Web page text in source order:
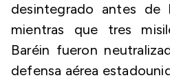
desintegrado antes de
mientras que tres
Baréin fueron
defensa aérea